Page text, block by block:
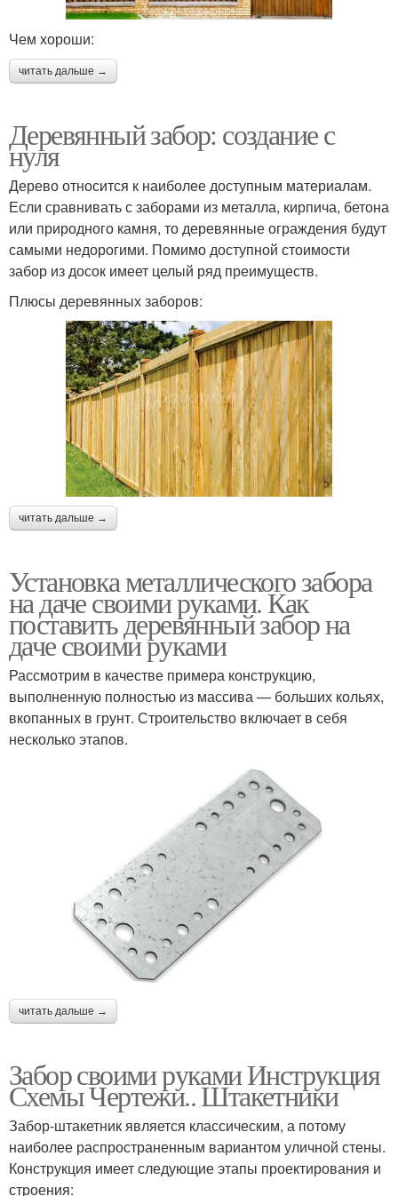
Чем хороши:
читать дальше →
Деревянный забор: создание с
нуля
Дерево относится к наиболее доступным материалам.
Если сравнивать с заборами из металла, кирпича, бетона
или природного камня, то деревянные ограждения будут
самыми недорогими. Помимо доступной стоимости
забор из досок имеет целый ряд преимуществ.
Плюсы деревянных заборов:
читать дальше →
Установка металлического забора
на даче своими руками. Как
поставить деревянный забор на
даче своими руками
Рассмотрим в качестве примера конструкцию,
выполненную полностью из массива — больших кольях,
вкопанных в грунт. Строительство включает в себя
несколько этапов.
читать дальше →
Забор своими руками Инструкция
Схемы Чертежи.. Штакетники
Забор-штакетник является классическим, а потому
наиболее распространенным вариантом уличной стены.
Конструкция имеет следующие этапы проектирования и
строения: